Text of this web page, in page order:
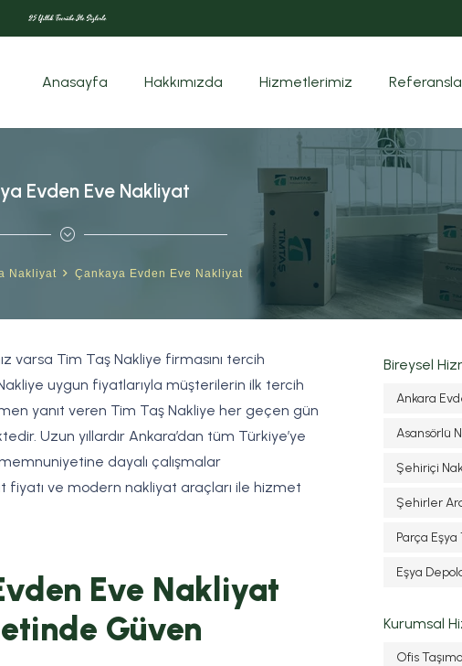
Anasayfa Hakkımızda Hizmetlerimiz
Evden Eve Nakliyat
Nakliyat Çankaya Evden Eve Nakliyat
varsa Tim Taş Nakliye firmasını tercih
uygun fiyatlarıyla müşterilerin ilk tercih
yanıt veren Tim Taş Nakliye her geçen gün
Uzun yıllardır Ankara’dan tüm Türkiye’ye
dayalı çalışmalar
ve modern nakliyat araçları ile hizmet
Eve Nakliyat
Güven
Bireysel
Ankara
Asansörlü
Şehiriçi
Şehirler
Parça Eşya
Eşya
Kurumsal
Ofis